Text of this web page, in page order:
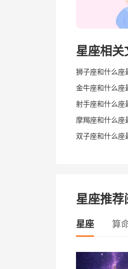
星座相关
狮子座和什么座
金牛座和什么座
射手座和什么座
摩羯座和什么座
双子座和什么座
星座推荐
星座 算